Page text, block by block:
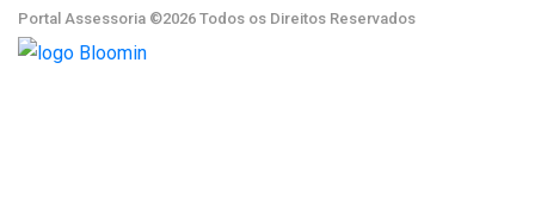
Portal Assessoria ©2026 Todos os Direitos Reservados